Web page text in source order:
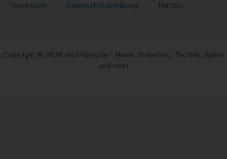
Impressum Datenschutzerklärung Kontakt
Copyright © 2026 tech4blog.de - News, Streaming, Technik, Spiele
und mehr